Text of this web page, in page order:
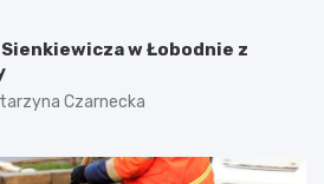
w Łobodnie z
Czarnecka